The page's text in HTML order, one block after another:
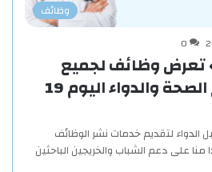
وظائف
0
تعرض وظائف لجميع
التخصصات بقطاع الصحة والدواء اليوم 19
لتقديم خدمات نشر الوظائف
منا على دعم الشباب والخريجين الباحثين